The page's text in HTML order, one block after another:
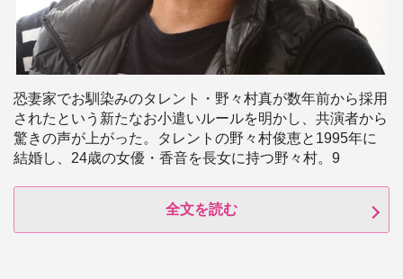
恐妻家でお馴染みのタレント・野々村真が数年前から採用
されたという新たなお小遣いルールを明かし、共演者から
驚きの声が上がった。タレントの野々村俊恵と1995年に
結婚し、24歳の女優・香音を長女に持つ野々村。9
全文を読む